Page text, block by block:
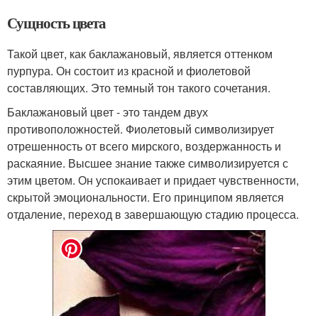
Сущность цвета
Такой цвет, как баклажановый, является оттенком
пурпура. Он состоит из красной и фиолетовой
составляющих. Это темный тон такого сочетания.
Баклажановый цвет - это тандем двух
противоположностей. Фиолетовый символизирует
отрешенность от всего мирского, воздержанность и
раскаяние. Высшее знание также символизируется с
этим цветом. Он успокаивает и придает чувственности,
скрытой эмоциональности. Его принципом является
отдаление, переход в завершающую стадию процесса.